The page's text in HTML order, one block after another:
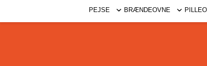
PEJSE BRÆNDEOVNE